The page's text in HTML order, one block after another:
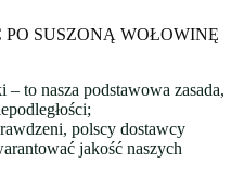
SUSZONĄ WOŁOWINĘ
– to nasza podstawowa zasada,
polscy dostawcy
jakość naszych